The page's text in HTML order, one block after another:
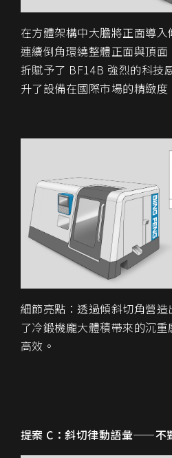
在方體架構中大膽將正面導入
連續倒角環繞整體正面與頂
折賦予了 BF14B 強烈的科技
升了設備在國際市場的精緻度
細節亮點 ：透過傾斜切角營
了冷鍛機龐大體積帶來的沉
高效。
提案 C：斜切律動語彙——不